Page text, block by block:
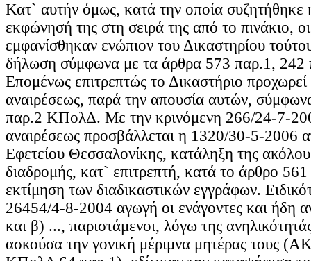
Κατ` αυτήν όμως, κατά την οποία συζητήθηκε
εκφώνησή της στη σειρά της από το πινάκιο,
εμφανίσθηκαν ενώπιον του Δικαστηρίου
δήλωση σύμφωνα με τα άρθρα 573 παρ.1,
Επομένως επιτρεπτώς το Δικαστήριο
αναιρέσεως, παρά την απουσία αυτών,
παρ.2 ΚΠολΔ. Με την κρινόμενη 266/24-7-
αναιρέσεως προσβάλλεται η 1320/30-5-2006
Εφετείου Θεσσαλονίκης, κατάληξη της
διαδρομής, κατ` επιτρεπτή, κατά το άρθρο
εκτίμηση των διαδικαστικών εγγράφων.
26454/4-8-2004 αγωγή οι ενάγοντες και ήδη
και β) ..., παριστάμενοι, λόγω της
ασκούσα την γονική μέριμνα μητέρας τους